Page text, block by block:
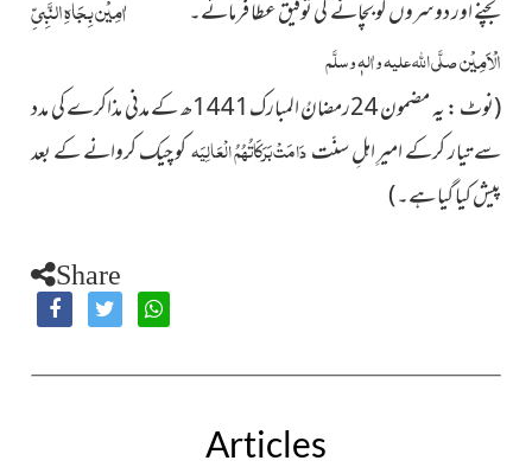
بچنے اور دوسروں کو بچانے کی توفیق عطا فرمائے۔ اٰمِیْن بِجَاہِ النَّبِیِّ
الْاَمِیْنصلَّی اللہ علیہ واٰلہٖ وسلَّم
(نوٹ : یہ مضمون 24رمضانُ المبارک1441ھ کے مدنی مذاکرے کی مدد
سے تیار کرکے امیرِ اہلِ سنّتدَامَتْ بَرَکَاتُہُمُ الْعَالِیَہکو چیک کروانے کے بعد
پیش کیا گیا ہے۔ )
Share
Articles